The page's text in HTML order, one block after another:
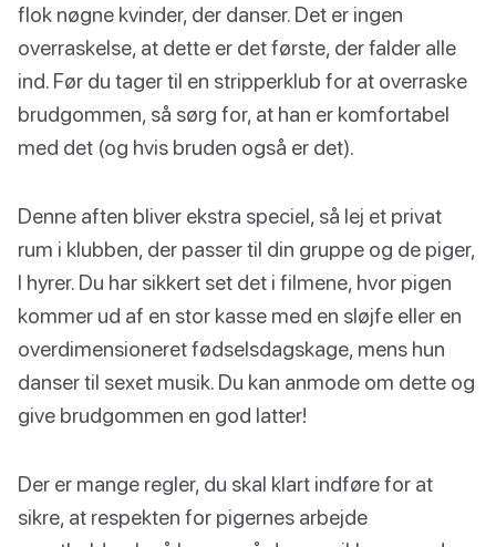
flok nøgne kvinder, der danser. Det er ingen
overraskelse, at dette er det første, der falder alle
ind. Før du tager til en stripperklub for at overraske
brudgommen, så sørg for, at han er komfortabel
med det (og hvis bruden også er det).
Denne aften bliver ekstra speciel, så lej et privat
rum i klubben, der passer til din gruppe og de piger,
I hyrer. Du har sikkert set det i filmene, hvor pigen
kommer ud af en stor kasse med en sløjfe eller en
overdimensioneret fødselsdagskage, mens hun
danser til sexet musik. Du kan anmode om dette og
give brudgommen en god latter!
Der er mange regler, du skal klart indføre for at
sikre, at respekten for pigernes arbejde